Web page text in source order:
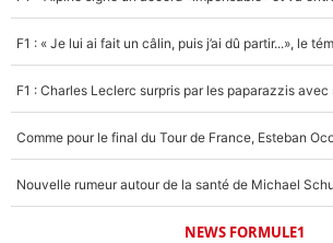
NEWS FORMULE1